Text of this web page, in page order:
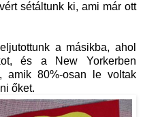
sétáltunk ki, ami már ott
a másikba, ahol
és a New Yorkerben
amik 80%-osan le voltak
őket.